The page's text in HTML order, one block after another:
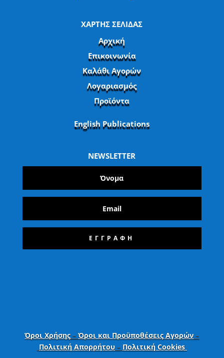
ΧΑΡΤΗΣ ΣΕΛΙΔΑΣ
Αρχική
Επικοινωνία
Καλάθι Αγορών
Λογαριασμός
Προϊόντα
English Publications
NEWSLETTER
ΕΓΓΡΑΦΗ
Όροι Χρήσης –Όροι και Προϋποθέσεις Αγορών–
Πολιτική Απορρήτου– Πολιτική Cookies